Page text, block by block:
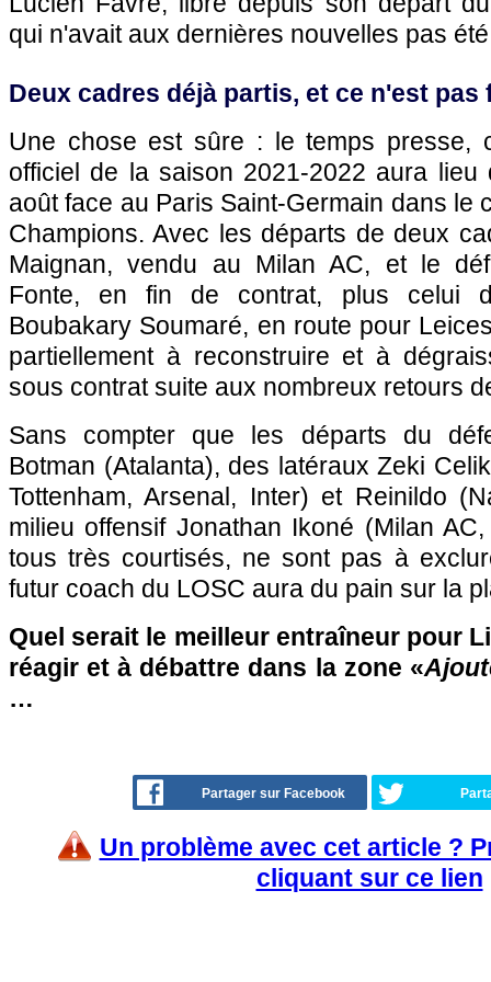
qui n'avait aux dernières nouvelles pas
Deux cadres déjà partis, et ce n'est pas
Une chose est sûre : le temps presse,
officiel de la saison 2021-2022 aura
août face au Paris Saint-Germain dans le
Champions. Avec les départs de deux
Maignan, vendu au Milan AC, et le
Fonte, en fin de contrat, plus celui
Boubakary Soumaré, en route pour
partiellement à reconstruire et à
sous contrat suite aux nombreux retours
Sans compter que les départs du
Botman (Atalanta), des latéraux Zeki
Tottenham, Arsenal, Inter) et Reinildo
milieu offensif Jonathan Ikoné (Milan
tous très courtisés, ne sont pas à
futur coach du LOSC aura du pain sur la
Quel serait le meilleur entraîneur pour
réagir et à débattre dans la zone «
…
Partager sur Facebook
Un problème avec cet article ?
cliquant sur ce lien